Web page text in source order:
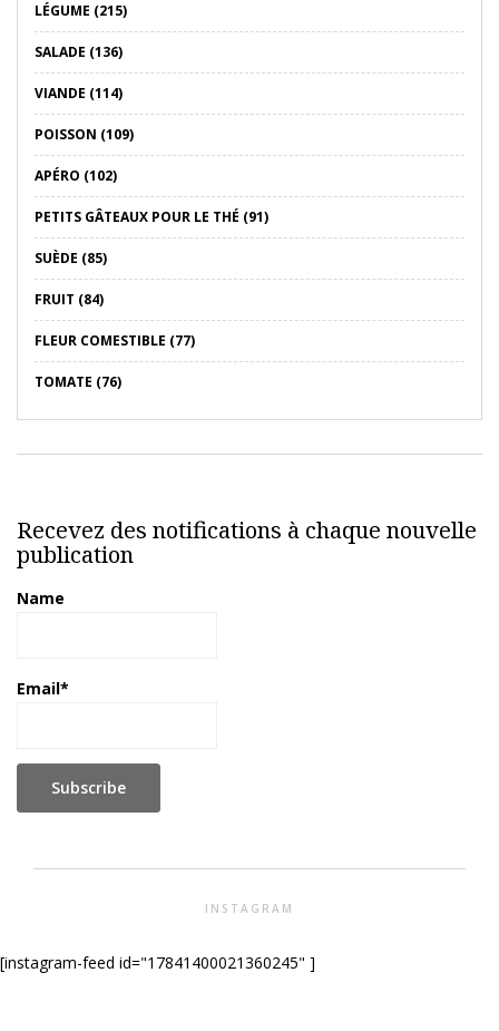
LÉGUME (215)
SALADE (136)
VIANDE (114)
POISSON (109)
APÉRO (102)
PETITS GÂTEAUX POUR LE THÉ (91)
SUÈDE (85)
FRUIT (84)
FLEUR COMESTIBLE (77)
TOMATE (76)
Recevez des notifications à chaque nouvelle
publication
Name
Email*
INSTAGRAM
[instagram-feed id="17841400021360245" ]